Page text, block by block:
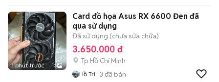
1 phút trước 3
Card đồ họa Asus RX 6600 Đen đã
qua sử dụng
Đã sử dụng (chưa sửa chữa)
3.650.000 đ
Tp Hồ Chí Minh
Hồ Trí 3 đã bán